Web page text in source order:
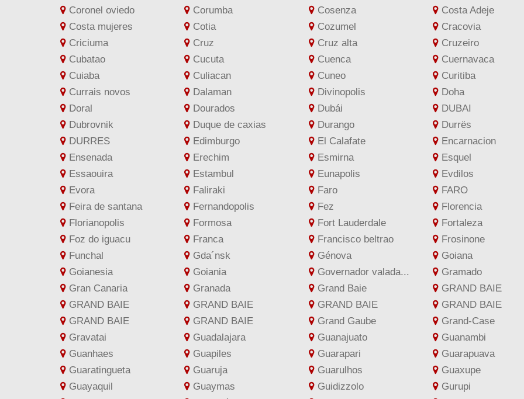
Coronel oviedo
Corumba Cosenza
Costa Adeje
Costa mujeres
Cotia Cozumel
Cracovia
Criciuma
Cruz Cruz alta
Cruzeiro
Cubatao
Cucuta Cuenca
Cuernavaca
Cuiaba
Culiacan Cuneo
Curitiba
Currais novos
Dalaman Divinopolis
Doha
Doral
Dourados Dubái
DUBAI
Dubrovnik
Duque de caxias Durango
Durrës
DURRES
Edimburgo El Calafate
Encarnacion
Ensenada
Erechim Esmirna
Esquel
Essaouira
Estambul Eunapolis
Evdilos
Evora
Faliraki Faro
FARO
Feira de santana
Fernandopolis Fez
Florencia
Florianopolis
Formosa Fort Lauderdale
Fortaleza
Foz do iguacu
Franca Francisco beltrao
Frosinone
Funchal
Gda´nsk Génova
Goiana
Goianesia
Goiania Governador valada...
Gramado
Gran Canaria
Granada Grand Baie
GRAND BAIE
GRAND BAIE
GRAND BAIE GRAND BAIE
GRAND BAIE
GRAND BAIE
GRAND BAIE Grand Gaube
Grand-Case
Gravatai
Guadalajara Guanajuato
Guanambi
Guanhaes
Guapiles Guarapari
Guarapuava
Guaratingueta
Guaruja Guarulhos
Guaxupe
Guayaquil
Guaymas Guidizzolo
Gurupi